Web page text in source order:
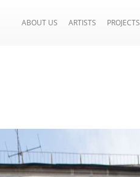
ABOUT US ARTISTS PROJECTS